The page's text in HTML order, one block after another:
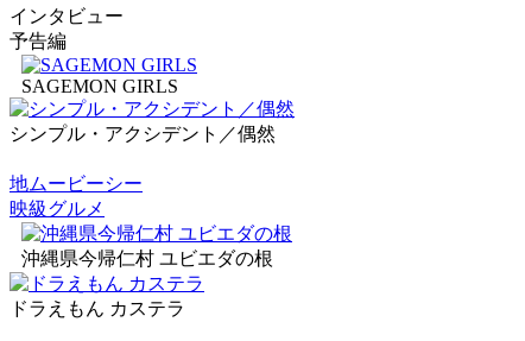
インタビュー
予告編
SAGEMON GIRLS
シンプル・アクシデント／偶然
地ムービーシー
映級グルメ
沖縄県今帰仁村 ユビエダの根
ドラえもん カステラ